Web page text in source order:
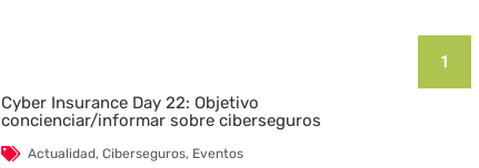
Cyber Insurance Day 22: Objetivo
concienciar/informar sobre ciberseguros
Actualidad, Ciberseguros, Eventos
1